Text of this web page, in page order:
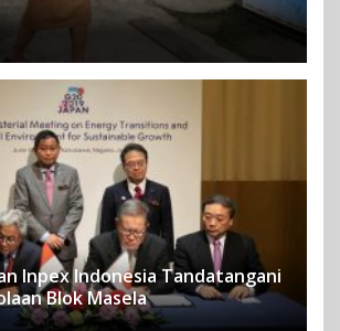
Inpex Indonesia Tandatangani
Blok Masela